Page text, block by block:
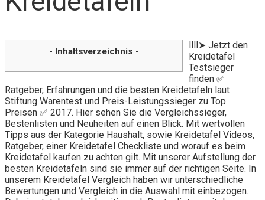
- Inhaltsverzeichnis -
llll➤ Jetzt den
Kreidetafel
Testsieger
finden ✅
Ratgeber, Erfahrungen und die besten Kreidetafeln laut
Stiftung Warentest und Preis-Leistungssieger zu Top
Preisen ✅ 2017. Hier sehen Sie die Vergleichssieger,
Bestenlisten und Neuheiten auf einen Blick. Mit wertvollen
Tipps aus der Kategorie Haushalt, sowie Kreidetafel Videos,
Ratgeber, einer Kreidetafel Checkliste und worauf es beim
Kreidetafel kaufen zu achten gilt. Mit unserer Aufstellung der
besten Kreidetafeln sind sie immer auf der richtigen Seite. In
unserem Kreidetafel Vergleich haben wir unterschiedliche
Bewertungen und Vergleich in die Auswahl mit einbezogen.